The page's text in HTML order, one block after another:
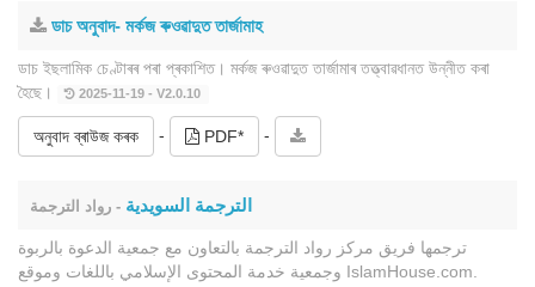
ডাচ অনুবাদ- মৰ্কজ ৰুওৱাদুত তাৰ্জামাহ
ডাচ ইছলামিক চেণ্টাৰৰ পৰা প্ৰকাশিত। মৰ্কজ ৰুওৱাদুত তাৰ্জামাৰ তত্ত্বাৱধানত উন্নীত কৰা
হৈছে।
2025-11-19 - V2.0.10
অনুবাদ ব্ৰাউজ কৰক - PDF* -
الترجمة السويدية - رواد الترجمة
ترجمها فريق مركز رواد الترجمة بالتعاون مع جمعية الدعوة بالربوة
وجمعية خدمة المحتوى الإسلامي باللغات وموقع IslamHouse.com.